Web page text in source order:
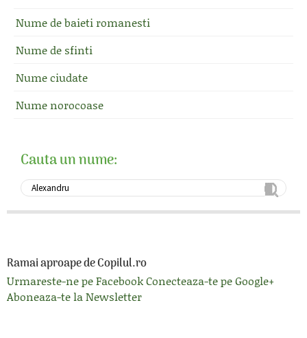
Nume de baieti romanesti
Nume de sfinti
Nume ciudate
Nume norocoase
Cauta un nume:
Ramai aproape de Copilul.ro
Urmareste-ne pe FacebookConecteaza-te pe Google+
Aboneaza-te la Newsletter